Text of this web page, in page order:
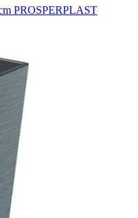
PROSPERPLAST